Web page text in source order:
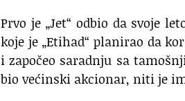
Prvo je „Jet“ odbio da svoje
koje je „Etihad“ planirao da
i započeo saradnju sa
bio većinski akcionar, niti je